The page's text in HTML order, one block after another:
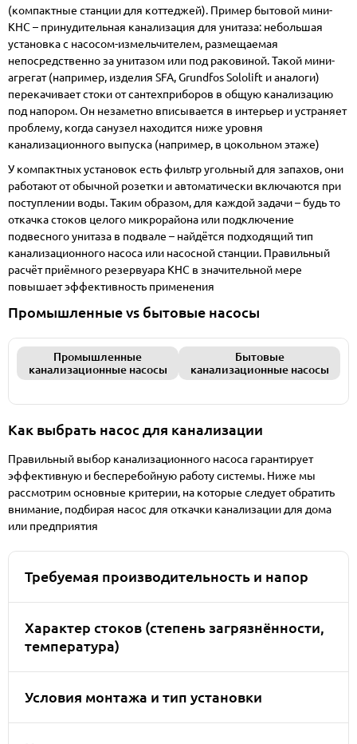
(компактные станции для коттеджей). Пример бытовой мини-
КНС – принудительная канализация для унитаза: небольшая
установка с насосом-измельчителем, размещаемая
непосредственно за унитазом или под раковиной. Такой мини-
агрегат (например, изделия SFA, Grundfos Sololift и аналоги)
перекачивает стоки от сантехприборов в общую канализацию
под напором. Он незаметно вписывается в интерьер и устраняет
проблему, когда санузел находится ниже уровня
канализационного выпуска (например, в цокольном этаже)
У компактных установок есть фильтр угольный для запахов, они
работают от обычной розетки и автоматически включаются при
поступлении воды. Таким образом, для каждой задачи – будь то
откачка стоков целого микрорайона или подключение
подвесного унитаза в подвале – найдётся подходящий тип
канализационного насоса или насосной станции. Правильный
расчёт приёмного резервуара КНС в значительной мере
повышает эффективность применения
Промышленные vs бытовые насосы
Промышленные
канализационные насосы
Бытовые
канализационные насосы
Как выбрать насос для канализации
Правильный выбор канализационного насоса гарантирует
эффективную и бесперебойную работу системы. Ниже мы
рассмотрим основные критерии, на которые следует обратить
внимание, подбирая насос для откачки канализации для дома
или предприятия
Требуемая производительность и напор
Характер стоков (степень загрязнённости,
температура)
Условия монтажа и тип установки